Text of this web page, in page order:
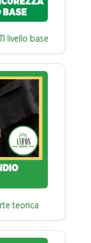
livello base
teorica